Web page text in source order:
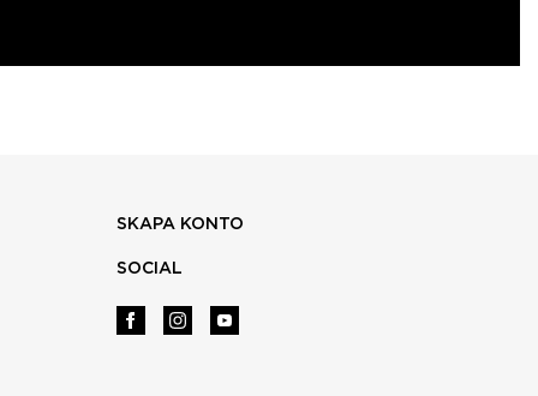
SKAPA KONTO
SOCIAL